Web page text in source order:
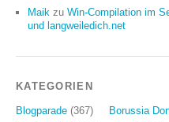
Maik zu Win-Compilation im
und langweiledich.net
KATEGORIEN
Blogparade (367) Borussia